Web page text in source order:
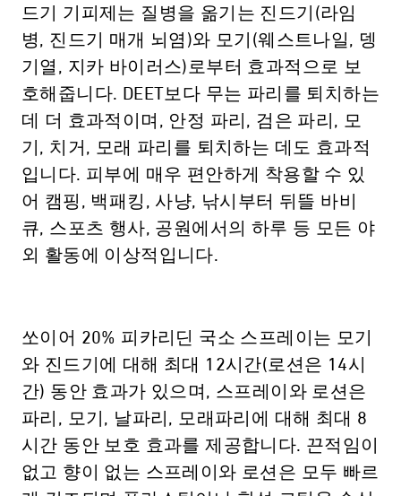
드기 기피제는 질병을 옮기는 진드기(라임
병, 진드기 매개 뇌염)와 모기(웨스트나일, 뎅
기열, 지카 바이러스)로부터 효과적으로 보
호해줍니다. DEET보다 무는 파리를 퇴치하는
데 더 효과적이며, 안정 파리, 검은 파리, 모
기, 치거, 모래 파리를 퇴치하는 데도 효과적
입니다. 피부에 매우 편안하게 착용할 수 있
어 캠핑, 백패킹, 사냥, 낚시부터 뒤뜰 바비
큐, 스포츠 행사, 공원에서의 하루 등 모든 야
외 활동에 이상적입니다.
쏘이어 20% 피카리딘 국소 스프레이는 모기
와 진드기에 대해 최대 12시간(로션은 14시
간) 동안 효과가 있으며, 스프레이와 로션은
파리, 모기, 날파리, 모래파리에 대해 최대 8
시간 동안 보호 효과를 제공합니다. 끈적임이
없고 향이 없는 스프레이와 로션은 모두 빠르